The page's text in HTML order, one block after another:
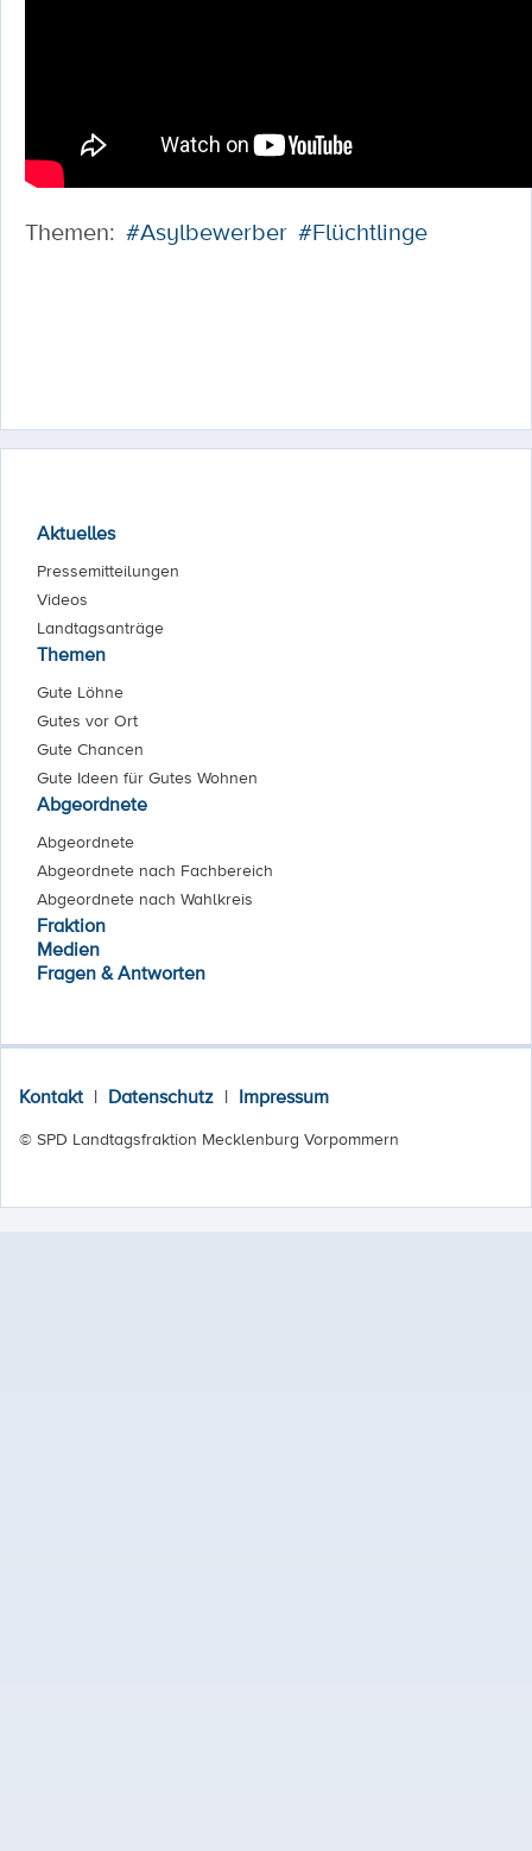
Themen: #Asylbewerber #Flüchtlinge
Aktuelles
Pressemitteilungen
Videos
Landtagsanträge
Themen
Gute Löhne
Gutes vor Ort
Gute Chancen
Gute Ideen für Gutes Wohnen
Abgeordnete
Abgeordnete
Abgeordnete nach Fachbereich
Abgeordnete nach Wahlkreis
Fraktion
Medien
Fragen & Antworten
Kontakt | Datenschutz | Impressum
© SPD Landtagsfraktion Mecklenburg Vorpommern